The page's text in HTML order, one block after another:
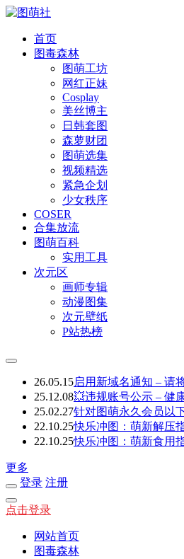
首页
图毒森林
图萌工坊
网红正妹
Cosplay
美丝博主
日韩套图
森萝财团
图萌选集
视频精选
紧急企划
少女秩序
COSER
合集放流
图萌百科
实用工具
次元区
画师专辑
动漫图集
次元壁纸
P站热榜
26.05.15启用新域名通知 – 请
25.12.08💥违规账号公示 – 健
25.02.27针对图萌永久会员以
22.10.25快乐冲图：萌新解压
22.10.25快乐冲图：萌新食用
更多
登录 注册
点击登录
网站首页
图毒森林